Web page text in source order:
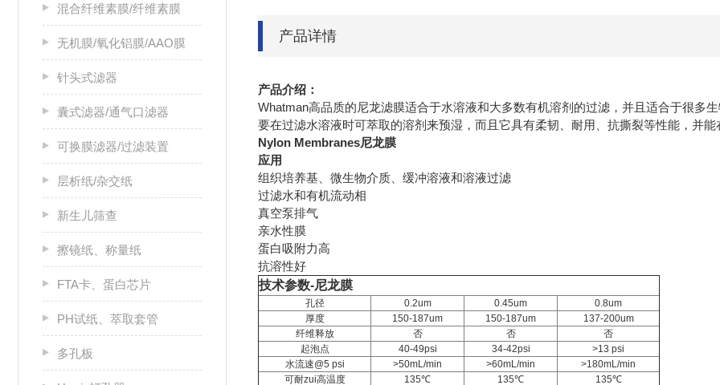
混合纤维素膜/纤维素膜
无机膜/氧化铝膜/AAO膜
针头式滤器
囊式滤器/通气口滤器
可换膜滤器/过滤装置
层析纸/杂交纸
新生儿筛查
擦镜纸、称量纸
FTA卡、蛋白芯片
PH试纸、萃取套管
多孔板
产品详情
产品介绍：
Whatman高品质的尼龙滤膜适合于水溶液和大多数有机溶剂的过滤，并且适合于很多
要在过滤水溶液时可萃取的溶剂来预湿，而且它具有柔韧、耐用、抗撕裂等性能，并能
Nylon Membranes尼龙膜
应用
组织培养基、微生物介质、缓冲溶液和溶液过滤
过滤水和有机流动相
真空泵排气
亲水性膜
蛋白吸附力高
抗溶性好
技术参数-尼龙膜
孔径 0.2um 0.45um
0.8um
厚度
150-187um 150-187um
137-200um
纤维释放
否 否
否
起泡点
40-49psi 34-42psi
>13 psi
水流速@5 psi
>50mL/min >60mL/min
>180mL/min
可耐zui高温度
135℃ 135℃ 135℃